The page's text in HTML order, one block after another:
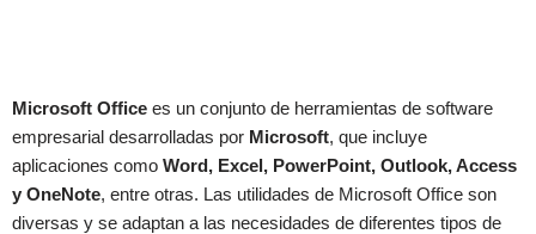
Microsoft Office es un conjunto de herramientas de software
empresarial desarrolladas por Microsoft, que incluye
aplicaciones como Word, Excel, PowerPoint, Outlook, Access
y OneNote, entre otras. Las utilidades de Microsoft Office son
diversas y se adaptan a las necesidades de diferentes tipos de